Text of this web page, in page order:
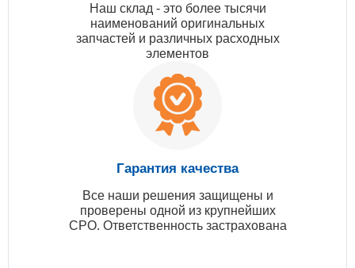
Наш склад - это более тысячи
наименований оригинальных
запчастей и различных расходных
элементов
Гарантия качества
Все наши решения защищены и
проверены одной из крупнейших
СРО. Ответственность застрахована